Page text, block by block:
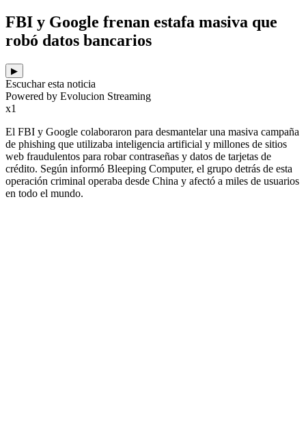
FBI y Google frenan estafa masiva que
robó datos bancarios
▶
Escuchar esta noticia
Powered by Evolucion Streaming
x1
El FBI y Google colaboraron para desmantelar una masiva campaña
de phishing que utilizaba inteligencia artificial y millones de sitios
web fraudulentos para robar contraseñas y datos de tarjetas de
crédito. Según informó Bleeping Computer, el grupo detrás de esta
operación criminal operaba desde China y afectó a miles de usuarios
en todo el mundo.